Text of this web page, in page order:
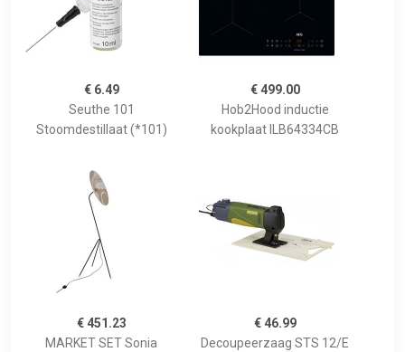
€ 6.49
Seuthe 101
Stoomdestillaat (*101)
€ 499.00
Hob2Hood inductie
kookplaat ILB64334CB
€ 451.23
MARKET SET Sonia
€ 46.99
Decoupeerzaag STS 12/E